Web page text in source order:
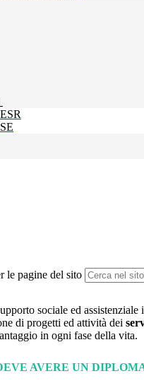
le pagine del sito
sociale ed assistenziale
di progetti ed attività dei
in ogni fase della vita.
AVERE UN